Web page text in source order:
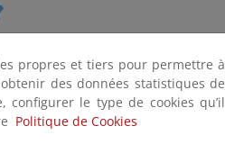
propres et tiers pour permettre à
des données statistiques de
configurer le type de cookies qu’il
Politique de Cookies